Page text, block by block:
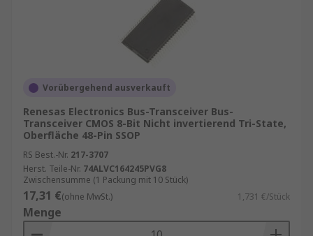
Vorübergehend ausverkauft
Renesas Electronics Bus-Transceiver Bus-
Transceiver CMOS 8-Bit Nicht invertierend Tri-State,
Oberfläche 48-Pin SSOP
RS Best.-Nr. 217-3707
Herst. Teile-Nr. 74ALVC164245PVG8
Zwischensumme (1 Packung mit 10 Stück)
17,31 €(ohne MwSt.) 1,731 €/Stück
Menge